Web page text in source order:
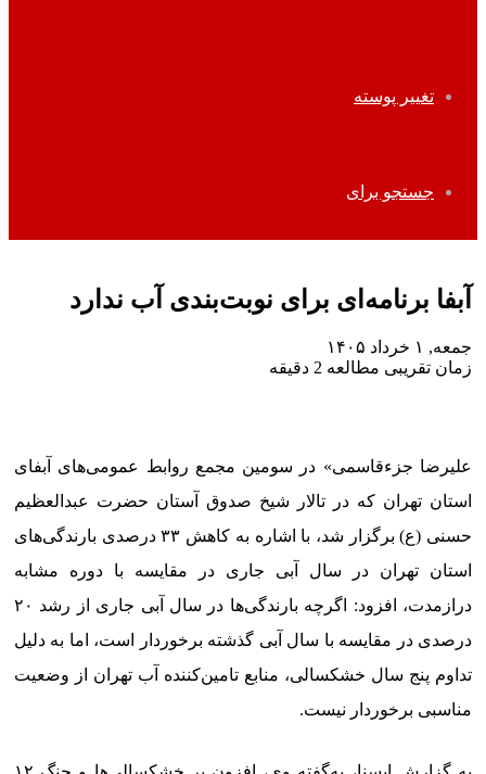
تغییر پوسته
جستجو برای
آبفا برنامه‌ای برای نوبت‌بندی آب ندارد
جمعه, ۱ خرداد ۱۴۰۵
زمان تقریبی مطالعه 2 دقیقه
علیرضا جزءقاسمی» در سومین مجمع روابط عمومی‌های آبفای
استان تهران که در تالار شیخ صدوق آستان حضرت عبدالعظیم
حسنی (ع) برگزار شد، با اشاره به کاهش ۳۳ درصدی بارندگی‌های
استان تهران در سال آبی جاری در مقایسه با دوره مشابه
درازمدت، افزود: اگرچه بارندگی‌ها در سال آبی جاری از رشد ۲۰
درصدی در مقایسه با سال آبی گذشته برخوردار است، اما به دلیل
تداوم پنج سال خشکسالی، منابع تامین‌کننده آب تهران از وضعیت
مناسبی برخوردار نیست.